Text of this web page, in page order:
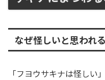
なぜ怪しいと思われ
「フヨウサキナは怪しい